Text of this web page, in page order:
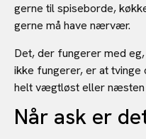
gerne til spiseborde,
gerne må have nærvær.
Det, der fungerer med
ikke fungerer, er at
helt vægtløst eller næsten
Når ask er